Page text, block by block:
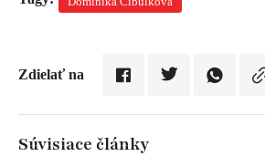
Zdielať na
Súvisiace články